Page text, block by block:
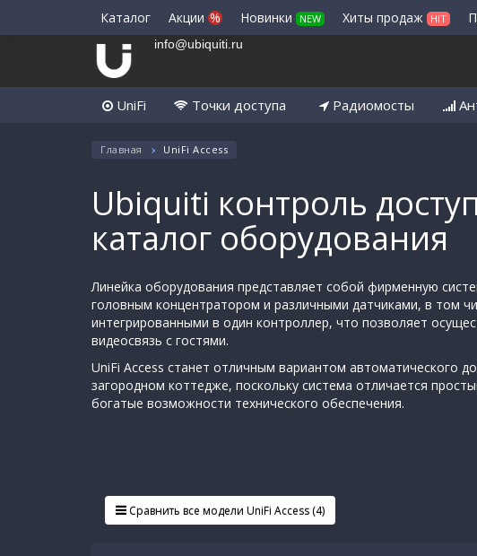
Каталог Акции % Новинки NEW Хиты продаж HIT
info@ubiquiti.ru
UniFi Точки доступа Радиомосты
Главная UniFi Access
Ubiquiti контроль
каталог оборудования
Линейка оборудования представляет собой фирменную
головным концентратором и различными датчиками, в том
интегрированными в один контроллер, что позволяет
видеосвязь с гостями.
UniFi Access станет отличным вариантом автоматического
загородном коттедже, поскольку система отличается
богатые возможности технического обеспечения.
Сравнить все модели UniFi Access (4)